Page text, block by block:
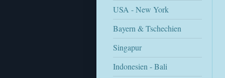
USA - New York
Bayern & Tschechien
Singapur
Indonesien - Bali